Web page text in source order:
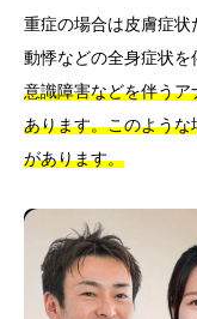
重症の場合は皮膚症状
動悸などの全身症状を
意識障害などを伴う
あります。このよう
があります。